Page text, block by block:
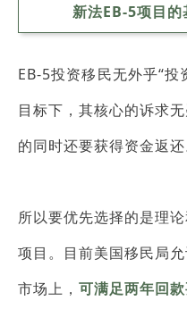
新法EB-5项目的
EB-5投资移民无外乎“投
目标下，其核心的诉求
的同时还要获得资金返还
所以要优先选择的是理
项目。目前美国移民局
市场上， 可满足两年回